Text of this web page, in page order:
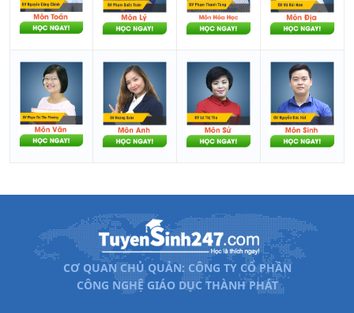
CƠ QUAN CHỦ QUẢN: CÔNG TY CỔ PHẦN
CÔNG NGHỆ GIÁO DỤC THÀNH PHÁT